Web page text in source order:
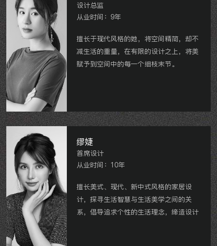
设计总监
从业时间：9年
擅长于现代风格的她，将空间精简，却不
减生活的重量，在有限的设计之上，将美
赋予到空间中的每一个细枝末节。
缪婕
首席设计
从业时间：10年
擅长美式、现代、新中式风格的家居设
计，探寻生活智慧与生活美学之间的关
系，倡导追求个性的生活理念，缔造设计